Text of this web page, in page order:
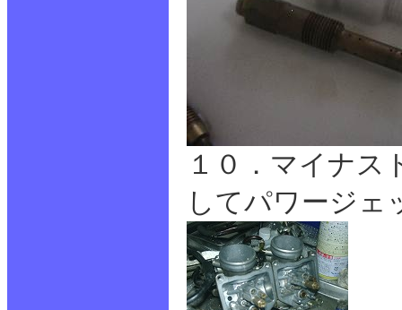
１０．マイナス
してパワージェ